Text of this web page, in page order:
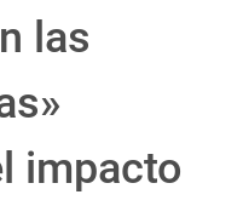
las
impacto